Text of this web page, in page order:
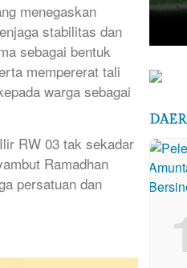
menegaskan
stabilitas dan
sebagai bentuk
mempererat tali
warga sebagai
RW 03 tak sekadar
Ramadhan
persatuan dan